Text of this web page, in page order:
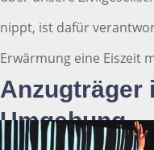
Anzugträger
Umgebung
nippt, ist dafür
Erwärmung eine Eiszeit